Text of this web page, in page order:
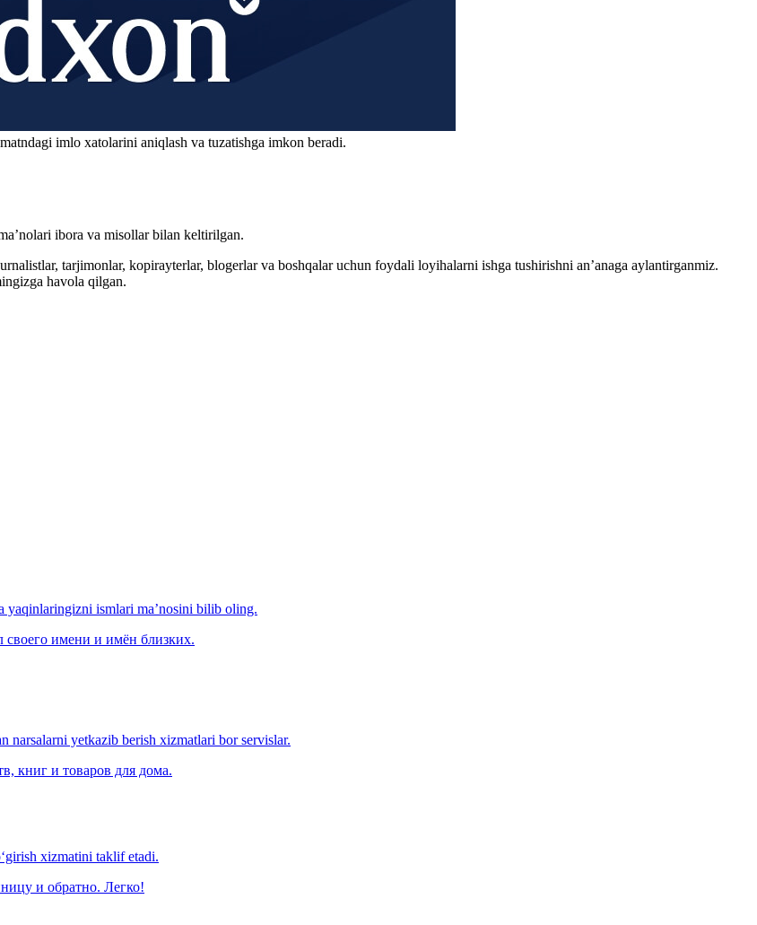
imlo xatolarini aniqlash va tuzatishga imkon beradi.
ibora va misollar bilan keltirilgan.
tarjimonlar, kopirayterlar, blogerlar va boshqalar uchun foydali loyihalarni ishga tushirishni an’anaga aylantirganmiz.
havola qilgan.
yaqinlaringizni ismlari ma’nosini bilib oling.
имени и имён близких.
yetkazib berish xizmatlari bor servislar.
книг и товаров для дома.
xizmatini taklif etadi.
и обратно. Легко!